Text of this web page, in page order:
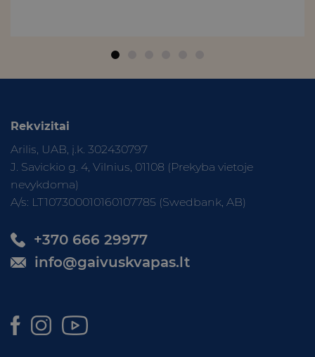
Rekvizitai
Arilis, UAB, į.k. 302430797
J. Savickio g. 4, Vilnius, 01108 (Prekyba vietoje
nevykdoma)
A/s: LT107300010160107785 (Swedbank, AB)
+370 666 29977
info@gaivuskvapas.lt